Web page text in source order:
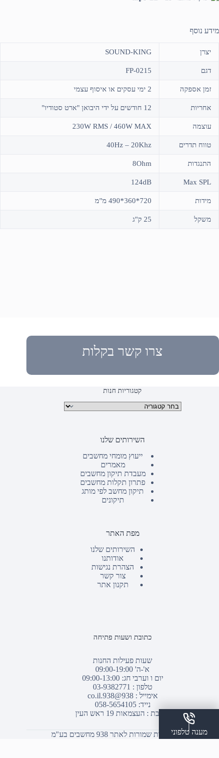
מידע נוסף
יצרן SOUND-KING
דגם FP-0215
זמן אספקה 2 ימי עסקים או איסוף עצמי
אחריות 12 חודשים על ידי היבואן "ארט סטודיו"
עוצמה 230W RMS / 460W MAX
טווח תדרים 40Hz – 20Khz
התנגדות 8Ohm
Max SPL
124dB
מידות 720*360*490 מ"מ
משקל 25 ק"ג
צרו קשר בקלות
קטגוריות חנות
קטגוריות מוצרים
השירותים שלנו
ייעוץ מומחי מחשבים
מאמרים
מעבדת תיקון מחשבים
פתרון תקלות מחשבים
תיקון מחשב לפי מותג
תיקונים
מפת האתר
השירותים שלנו
אודותנו
הצהרת נגישות
צור קשר
תקנון אתר
כתובת ושעות פתיחה
שעות פעילות החנות
א'-ה' 09:00-19:00
יום ו וערבי חג: 09:00-13:00
טלפון : 03-9382771
אימייל :938@938.co.il
נייד: 058-5654105
כתובת : העצמאות 19 ראש העין
© כל הזכויות שמורות לאתר 938 מחשבים בע"מ
מענה טלפוני